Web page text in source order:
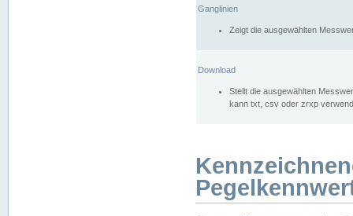
Ganglinien
Zeigt die ausgewählten
Download
Stellt die ausgewählten
kann txt, csv oder zrxp